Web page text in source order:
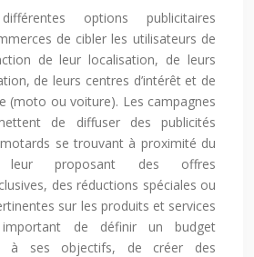
options publicitaires
de cibler les utilisateurs de
de leur localisation, de leurs
de leurs centres d’intérêt et de
(moto ou voiture). Les campagnes
de diffuser des publicités
se trouvant à proximité du
leur proposant des offres
des réductions spéciales ou
sur les produits et services
de définir un budget
à ses objectifs, de créer des